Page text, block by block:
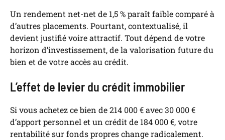
Un rendement net-net de 1,5 % paraît faible comparé à
d’autres placements. Pourtant, contextualisé, il
devient justifié voire attractif. Tout dépend de votre
horizon d’investissement, de la valorisation future du
bien et de votre accès au crédit.
L’effet de levier du crédit immobilier
Si vous achetez ce bien de 214 000 € avec 30 000 €
d’apport personnel et un crédit de 184 000 €, votre
rentabilité sur fonds propres change radicalement.